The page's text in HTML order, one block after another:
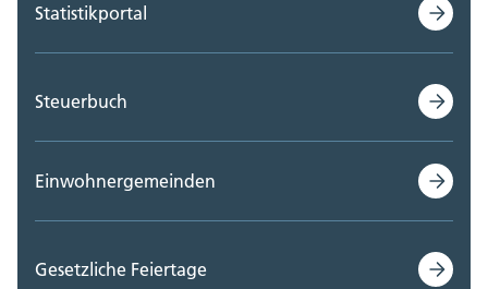
Statistikportal
Steuerbuch
Einwohnergemeinden
Gesetzliche Feiertage